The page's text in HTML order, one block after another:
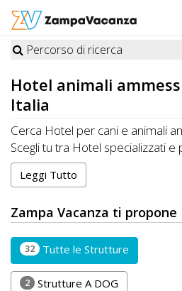
STRUTTURE
A
DOG
LUOGHI
DOG
OFFERTE
Percorso di ricerca
Hotel animali
Italia
Cerca Hotel per cani e animali
Scegli tu tra Hotel specializzati
Vacanza o Hotel che accettano
Lombardia
Leggi Tutto
Zampa Vacanza ti propone
32 Tutte le Strutture
2 Strutture A DOG